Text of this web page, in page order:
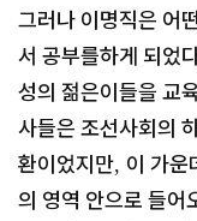
그러나 이명직은 어
서 공부를하게 되었
성의 젊은이들을 교
사들은 조선사회의
환이었지만, 이 가운
의 영역 안으로 들어